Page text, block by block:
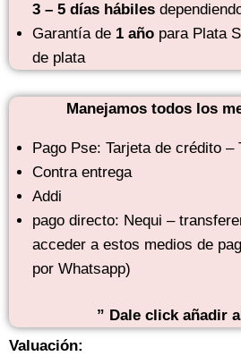
3 – 5 días hábiles
Garantía de 1 añopara Plata
de plata
Manejamos todos los
Pago Pse: Tarjeta de crédito –
Contra entrega
Addi
pago directo: Nequi –
acceder a estos medios de
por Whatsapp)
” Dale click añadir
Valuación: